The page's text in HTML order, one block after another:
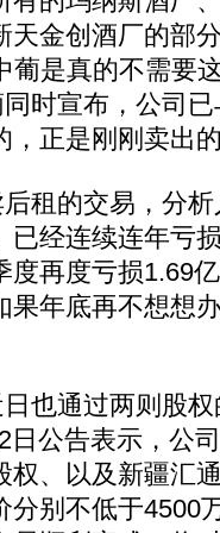
天金创酒厂的部
葡是真的不需要
时宣布，公司
，正是刚刚卖出
的交易，分析
经连续连年亏
度再度亏损1.69
果年底再不想想
通过两则股权
日公告表示，公
权、以及新疆汇
分别不低于4500